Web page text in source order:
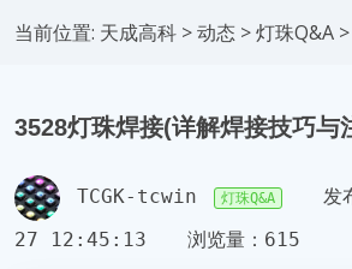
当前位置: 天成高科 >动态 >灯珠Q&A >
3528灯珠焊接(详解焊接技巧与
TCGK-tcwin 灯珠Q&A
发
27 12:45:13
浏览量：615